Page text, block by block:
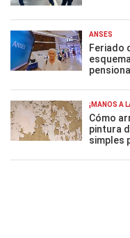
ANSES
Feriado
¡MANOS A
Cómo
pintura
simples